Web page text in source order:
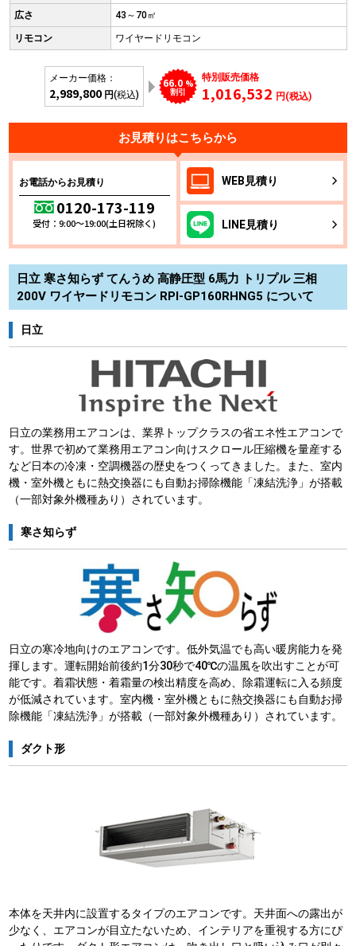
広さ 43～70㎡
リモコン ワイヤードリモコン
メーカー価格：
2,989,800 円(税込)
66.0 %
割引
特別販売価格
1,016,532 円(税込)
お見積りはこちらから
お電話からお見積り
0120-173-119
受付：9:00～19:00(土日祝除く)
WEB 見積り
LINE見積り
日立 寒さ知らず てんうめ 高静圧型 6馬力 トリプル 三相
200V ワイヤードリモコン RPI-GP160RHNG5 について
日立
日立の業務用エアコンは、業界トップクラスの省エネ性エアコンで
す。世界で初めて業務用エアコン向けスクロール圧縮機を量産する
など日本の冷凍・空調機器の歴史をつくってきました。また、室内
機・室外機ともに熱交換器にも自動お掃除機能「凍結洗浄」が搭載
（一部対象外機種あり）されています。
寒さ知らず
日立の寒冷地向けのエアコンです。低外気温でも高い暖房能力を発
揮します。運転開始前後約1分30秒で40℃の温風を吹出すことが可
能です。着霜状態・着霜量の検出精度を高め、除霜運転に入る頻度
が低減されています。室内機・室外機ともに熱交換器にも自動お掃
除機能「凍結洗浄」が搭載（一部対象外機種あり）されています。
ダクト形
本体を天井内に設置するタイプのエアコンです。天井面への露出が
少なく、エアコンが目立たないため、インテリアを重視する方にぴ